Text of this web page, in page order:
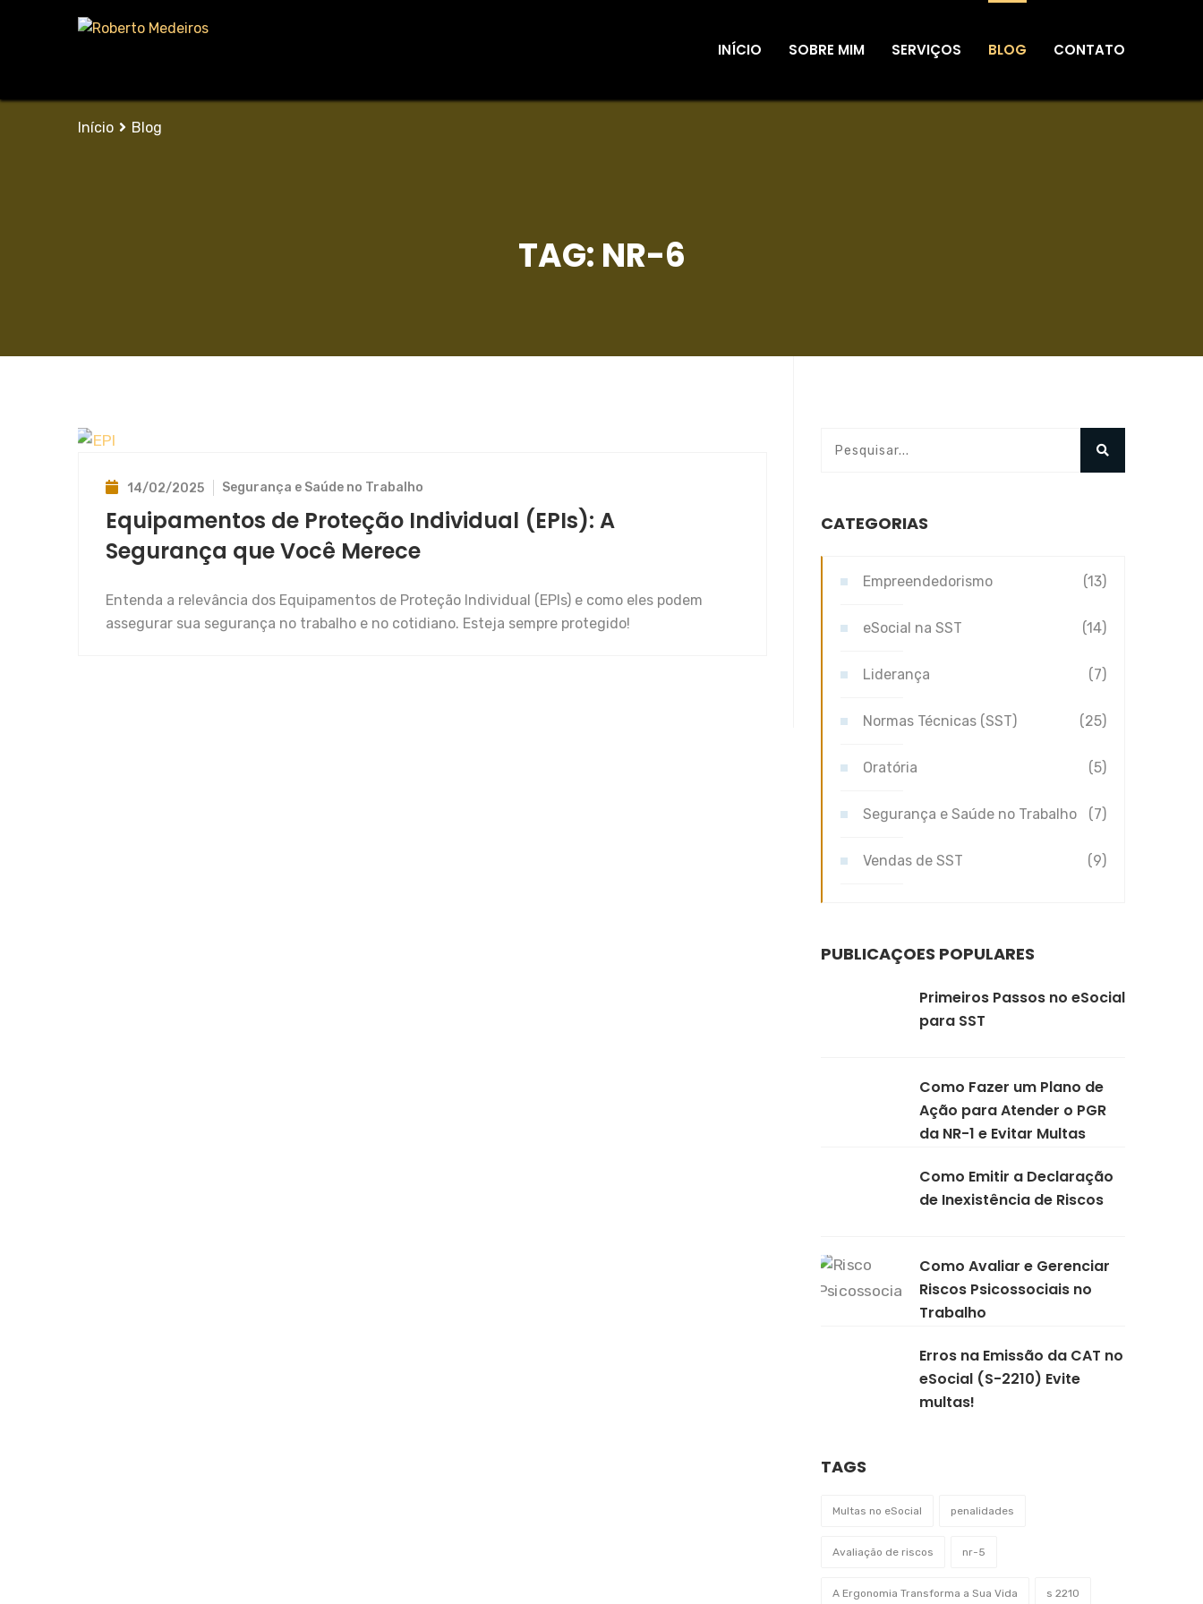
INÍCIO SOBRE MIM SERVIÇOS BLOG CONTATO
Início Blog
TAG: NR-6
14/02/2025 Segurança e Saúde no Trabalho
Equipamentos de Proteção Individual (EPIs): A
Segurança que Você Merece
Entenda a relevância dos Equipamentos de Proteção Individual (EPIs) e como eles podem
assegurar sua segurança no trabalho e no cotidiano. Esteja sempre protegido!
CATEGORIAS
Empreendedorismo (13)
eSocial na SST (14)
Liderança (7)
Normas Técnicas (SST) (25)
Oratória (5)
Segurança e Saúde no Trabalho (7)
Vendas de SST (9)
PUBLICAÇÕES POPULARES
Primeiros Passos no eSocial
para SST
Como Fazer um Plano de
Ação para Atender o PGR
da NR-1 e Evitar Multas
Como Emitir a Declaração
de Inexistência de Riscos
Como Avaliar e Gerenciar
Riscos Psicossociais no
Trabalho
Erros na Emissão da CAT no
eSocial (S-2210) Evite
multas!
TAGS
Multas no eSocial penalidades
Avaliação de riscos nr-5
A Ergonomia Transforma a Sua Vida s 2210